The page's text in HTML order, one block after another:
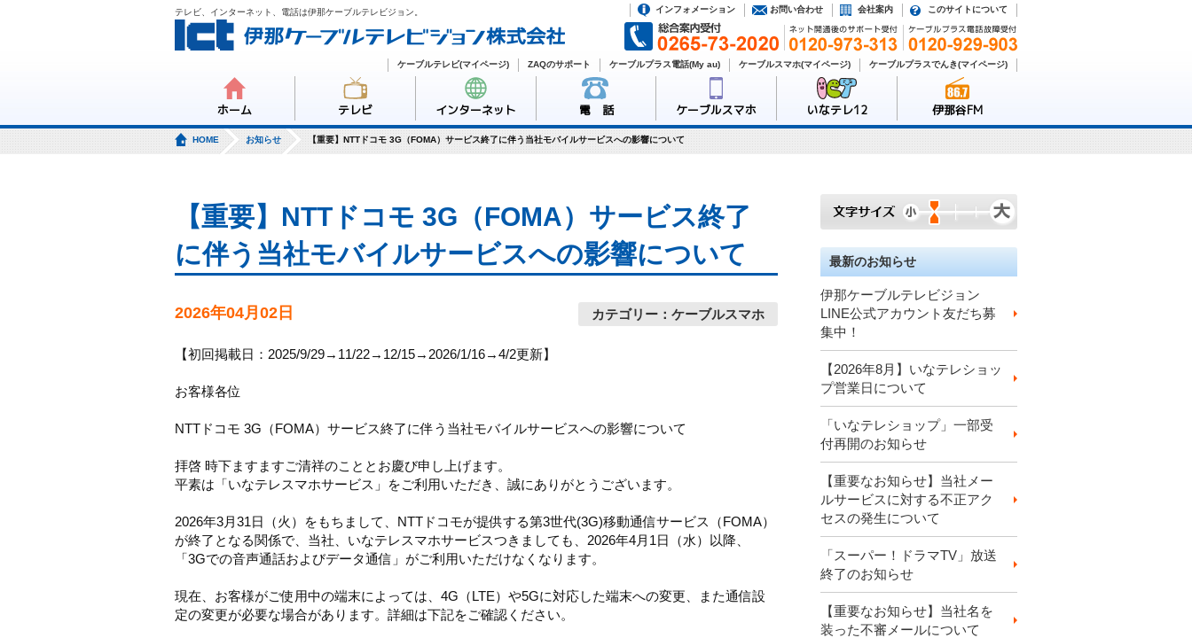
テレビ、インターネット、電話は伊那ケーブルテレビジョン。 このサイトについて
会社案内
お問い合わせ
インフォメーション
ホーム テレビ インターネット 電 話 ケーブルスマホ いなテレ12 伊那谷FM
ケーブルプラスでんき(マイページ)
ケーブルスマホ(マイページ)
ケーブルプラス電話(My au)
ZAQのサポート
ケーブルテレビ(マイページ)
HOME お知らせ 【重要】NTTドコモ 3G（FOMA）サービス終了に伴う当社モバイルサービスへの影響について
【重要】NTTドコモ 3G（FOMA）サービス終了
に伴う当社モバイルサービスへの影響について
2026年04月02日 カテゴリー：ケーブルスマホ
【初回掲載日：2025/9/29→11/22→12/15→2026/1/16→4/2更新】
お客様各位
NTTドコモ 3G（FOMA）サービス終了に伴う当社モバイルサービスへの影響について
拝啓 時下ますますご清祥のこととお慶び申し上げます。
平素は「いなテレスマホサービス」をご利用いただき、誠にありがとうございます。
2026年3月31日（火）をもちまして、NTTドコモが提供する第3世代(3G)移動通信サービス（FOMA）
が終了となる関係で、当社、いなテレスマホサービスつきましても、2026年4月1日（水）以降、
「3Gでの音声通話およびデータ通信」がご利用いただけなくなります。
現在、お客様がご使用中の端末によっては、4G（LTE）や5Gに対応した端末への変更、また通信設
定の変更が必要な場合があります。詳細は下記をご確認ください。
最新のお知らせ
伊那ケーブルテレビジョン
LINE公式アカウント友だち募
集中！
【2026年8月】いなテレショッ
プ営業日について
「いなテレショップ」一部受
付再開のお知らせ
【重要なお知らせ】当社メー
ルサービスに対する不正アク
セスの発生について
「スーパー！ドラマTV」放送
終了のお知らせ
【重要なお知らせ】当社名を
装った不審メールについて